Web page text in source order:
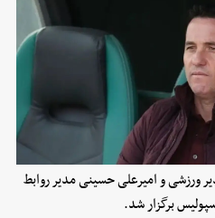
ورزشی و امیرعلی حسینی مدیر روابط
برگزار شد.